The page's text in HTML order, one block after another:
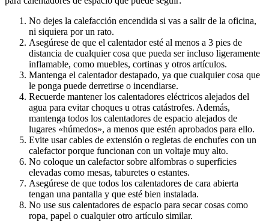
No dejes la calefacción encendida si vas a salir de la oficina,
ni siquiera por un rato.
Asegúrese de que el calentador esté al menos a 3 pies de
distancia de cualquier cosa que pueda ser incluso ligeramente
inflamable, como muebles, cortinas y otros artículos.
Mantenga el calentador destapado, ya que cualquier cosa que
le ponga puede derretirse o incendiarse.
Recuerde mantener los calentadores eléctricos alejados del
agua para evitar choques u otras catástrofes. Además,
mantenga todos los calentadores de espacio alejados de
lugares «húmedos», a menos que estén aprobados para ello.
Evite usar cables de extensión o regletas de enchufes con un
calefactor porque funcionan con un voltaje muy alto.
No coloque un calefactor sobre alfombras o superficies
elevadas como mesas, taburetes o estantes.
Asegúrese de que todos los calentadores de cara abierta
tengan una pantalla y que esté bien instalada.
No use sus calentadores de espacio para secar cosas como
ropa, papel o cualquier otro artículo similar.